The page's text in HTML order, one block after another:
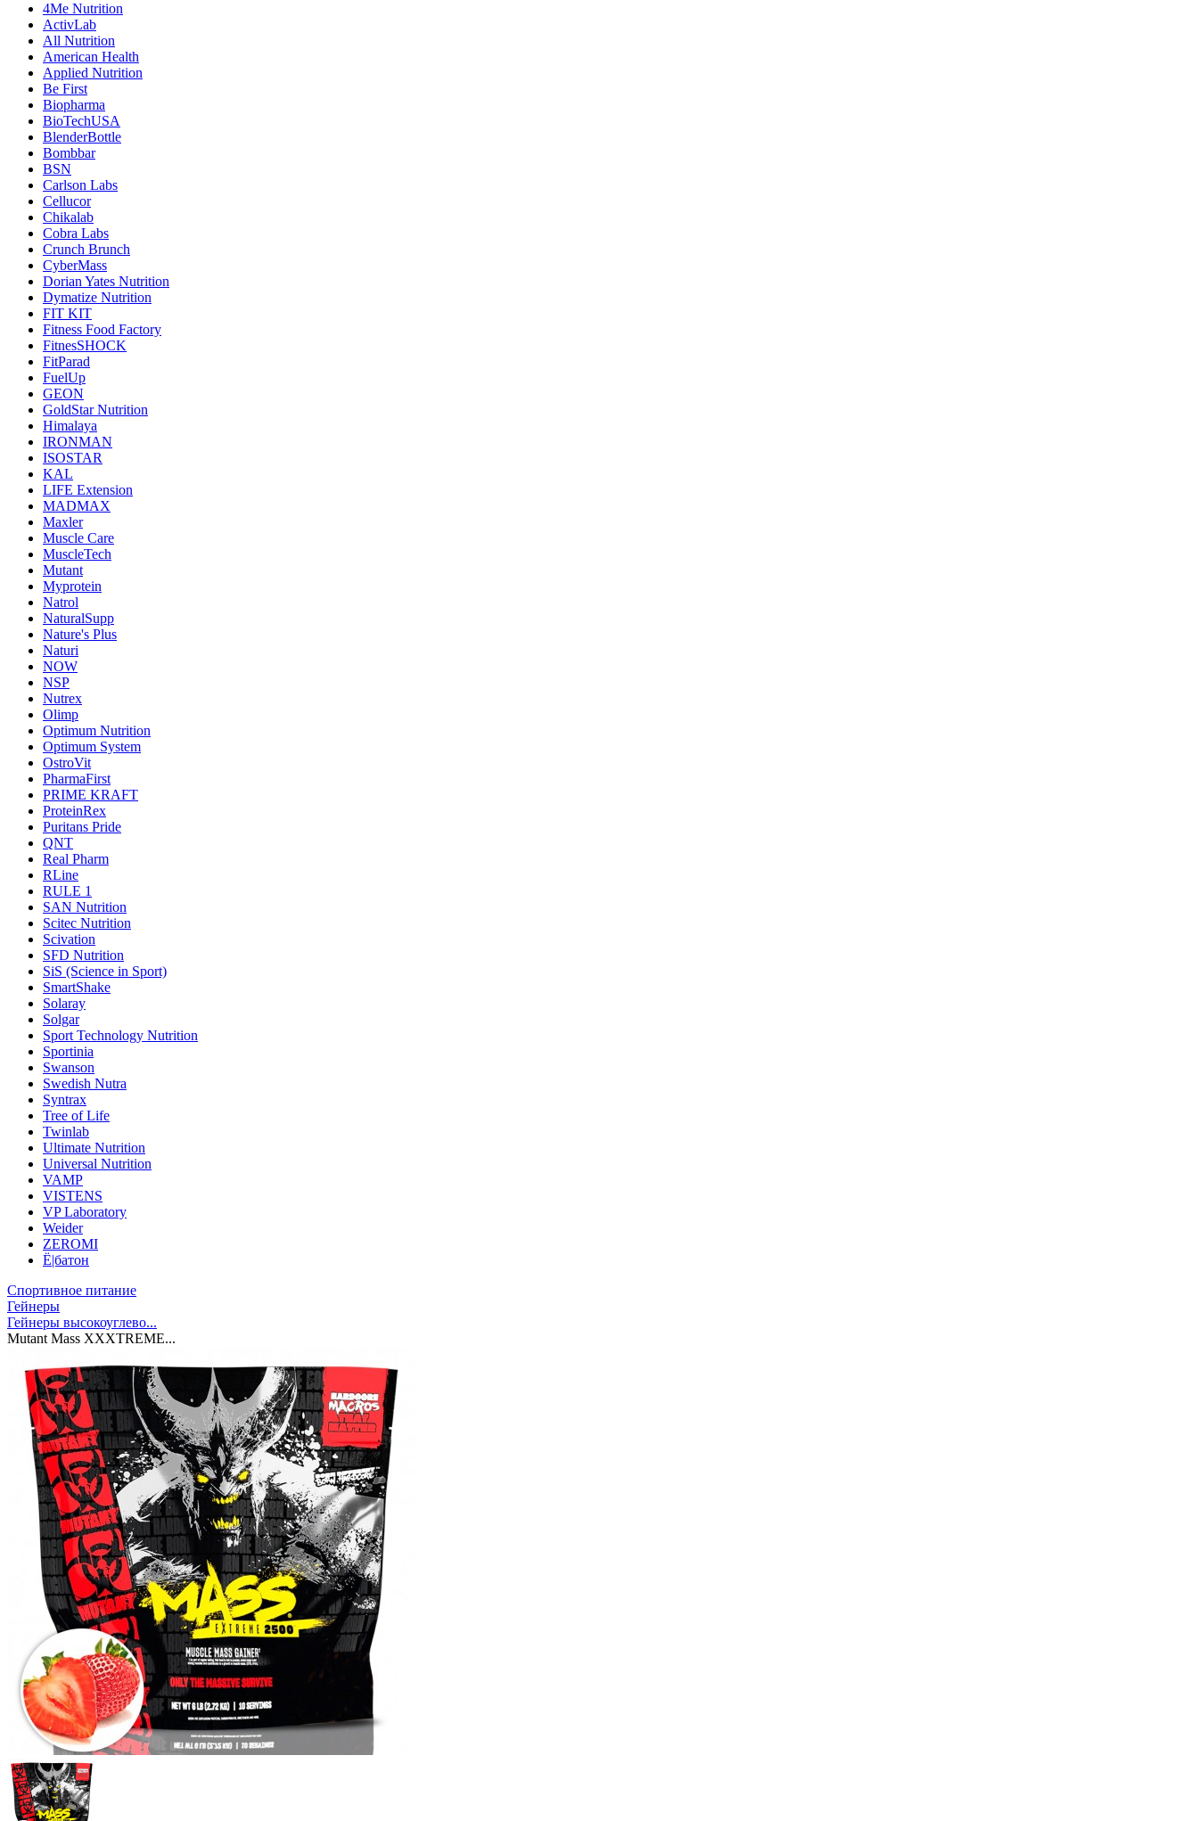
4Me Nutrition
ActivLab
All Nutrition
American Health
Applied Nutrition
Be First
Biopharma
BioTechUSA
BlenderBottle
Bombbar
BSN
Carlson Labs
Cellucor
Chikalab
Cobra Labs
Crunch Brunch
CyberMass
Dorian Yates Nutrition
Dymatize Nutrition
FIT KIT
Fitness Food Factory
FitnesSHOCK
FitParad
FuelUp
GEON
GoldStar Nutrition
Himalaya
IRONMAN
ISOSTAR
KAL
LIFE Extension
MADMAX
Maxler
Muscle Care
MuscleTech
Mutant
Myprotein
Natrol
NaturalSupp
Nature's Plus
Naturi
NOW
NSP
Nutrex
Olimp
Optimum Nutrition
Optimum System
OstroVit
PharmaFirst
PRIME KRAFT
ProteinRex
Puritans Pride
QNT
Real Pharm
RLine
RULE 1
SAN Nutrition
Scitec Nutrition
Scivation
SFD Nutrition
SiS (Science in Sport)
SmartShake
Solaray
Solgar
Sport Technology Nutrition
Sportinia
Swanson
Swedish Nutra
Syntrax
Tree of Life
Twinlab
Ultimate Nutrition
Universal Nutrition
VAMP
VISTENS
VP Laboratory
Weider
ZEROMI
Ё|батон
Спортивное питание
Гейнеры
Гейнеры высокоуглево...
Mutant Mass XXXTREME...